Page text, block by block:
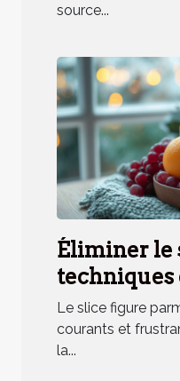
source...
Éliminer le
techniques
pratiques
Le slice figure
courants et
la...